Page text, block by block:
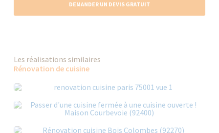
DEMANDER UN DEVIS GRATUIT
Les réalisations similaires
Rénovation de cuisine